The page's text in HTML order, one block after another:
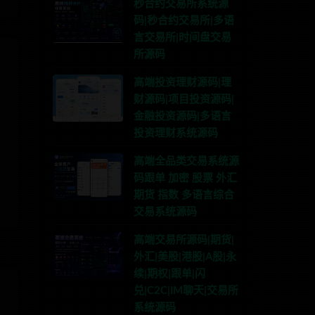
秒合约交易所系统源
码|秒合约交易所|多语
言交易所|时间盘交易
所源码
高端投资理财源码|理
财源码|项目投资源码|
金融投资源码|多语言
投资理财系统源码
高端全品类交易系统源
码跟单 加密 股票 外汇
期货 指数 多语言综合
交易系统源码
高端交易所源码|期货|
外汇|美股|港股|A股|永
续|期权|跟单|闪
兑|C2C|IM聊天|交易所
系统源码